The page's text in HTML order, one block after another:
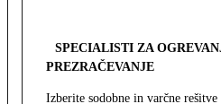
SPECIALISTI ZA
PREZRAČEVANJE
Izberite sodobne in varčne rešitve